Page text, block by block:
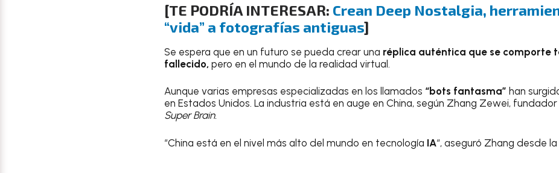
[TE PODRÍA INTERESAR: Crean Deep Nostalgia,
“vida” a fotografías antiguas]
Se espera que en un futuro se pueda crear una réplica auténtica que se comporte
fallecido, pero en el mundo de la realidad virtual.
Aunque varias empresas especializadas en los llamados “bots fantasma” han
en Estados Unidos. La industria está en auge en China, según Zhang Zewei,
Super Brain.
“China está en el nivel más alto del mundo en tecnología IA“, aseguró Zhang desde